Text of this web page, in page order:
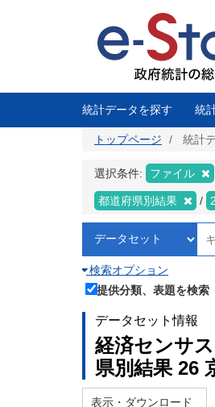
に
統計データを探す 統
トップページ 統計
選択条件: ファイル
都道府県別結果
検索オプション
提供分類、表題を検索
データセット情報
経済センサ
県別結果 26
表示・ダウンロード